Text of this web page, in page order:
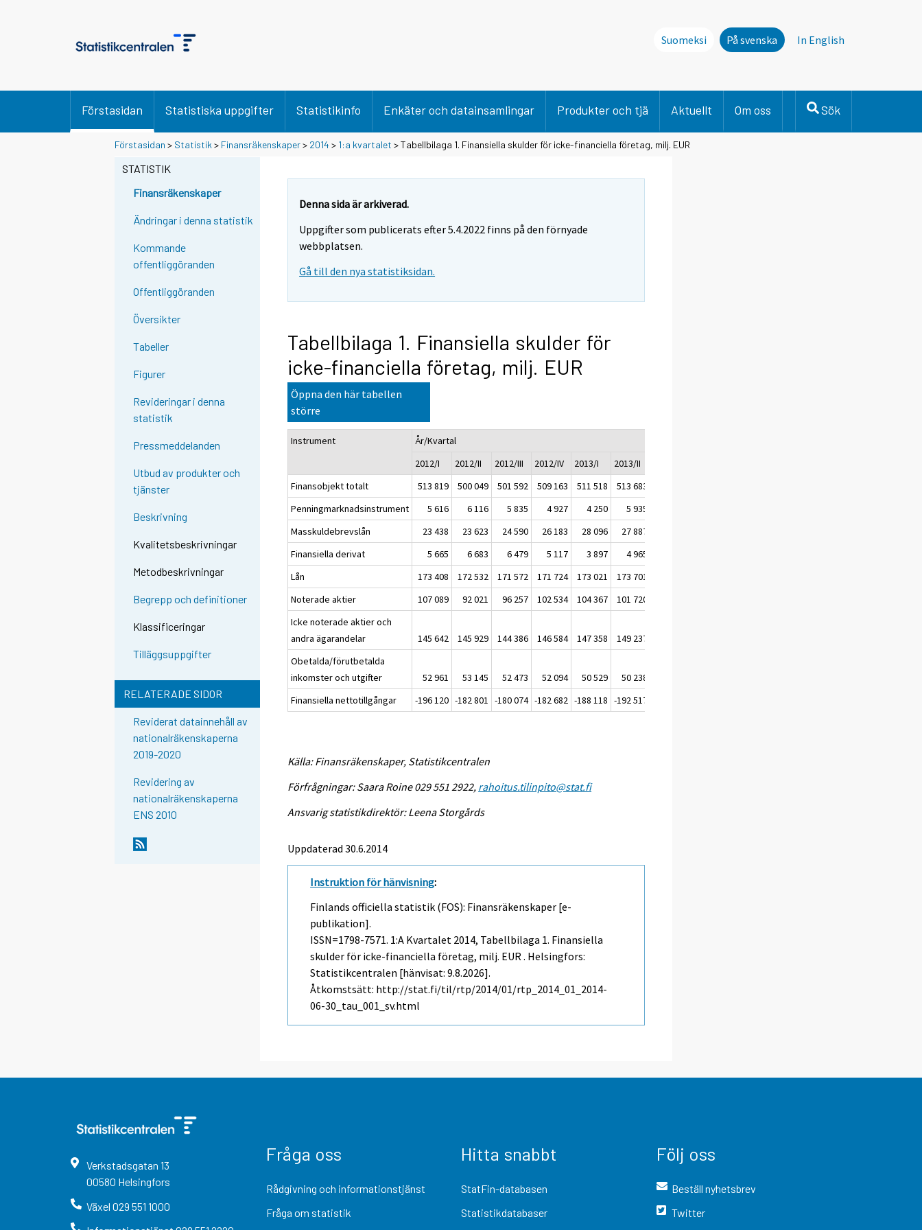
Suomeksi På svenska In English
Förstasidan Statistiska uppgifter Statistikinfo Enkäter och datainsamlingar Produkter och tjä Aktuellt Om oss Sök
Förstasidan > Statistik > Finansräkenskaper> 2014 > 1:a kvartalet > Tabellbilaga 1. Finansiella skulder för icke-financiella företag, milj. EUR
STATISTIK
Finansräkenskaper
Ändringar i denna statistik
Kommande
offentliggöranden
Offentliggöranden
Översikter
Tabeller
Figurer
Revideringar i denna
statistik
Pressmeddelanden
Utbud av produkter och
tjänster
Beskrivning
Kvalitetsbeskrivningar
Metodbeskrivningar
Begrepp och definitioner
Klassificeringar
Tilläggsuppgifter
RELATERADE SIDOR
Reviderat datainnehåll av
nationalräkenskaperna
2019-2020
Revidering av
nationalräkenskaperna
ENS 2010
Denna sida är arkiverad.
Uppgifter som publicerats efter 5.4.2022 finns på den förnyade
webbplatsen.
Gå till den nya statistiksidan.
Tabellbilaga 1. Finansiella skulder för
icke-financiella företag, milj. EUR
Öppna den här tabellen
större
Instrument
År/Kvartal
2012/I
2012/II 2012/III 2012/IV 2013/I 2013/II
Finansobjekt totalt
513 819 500 049 501 592 509 163 511 518 513 683
Penningmarknadsinstrument
5 616 6 116 5 835 4 927 4 250 5 935
Masskuldebrevslån
23 438 23 623 24 590 26 183 28 096 27 887
Finansiella derivat
5 665 6 683 6 479 5 117 3 897 4 965
Lån
173 408 172 532 171 572 171 724 173 021 173 701
Noterade aktier
107 089 92 021 96 257 102 534 104 367 101 720
Icke noterade aktier och
andra ägarandelar
145 642 145 929 144 386 146 584 147 358 149 237
Obetalda/förutbetalda
inkomster och utgifter
52 961 53 145 52 473 52 094 50 529 50 238
Finansiella nettotillgångar
-196 120 -182 801 -180 074 -182 682 -188 118 -192 517
Källa: Finansräkenskaper, Statistikcentralen
Förfrågningar: Saara Roine 029 551 2922, rahoitus.tilinpito@stat.fi
Ansvarig statistikdirektör: Leena Storgårds
Uppdaterad 30.6.2014
Instruktion för hänvisning:
Finlands officiella statistik (FOS): Finansräkenskaper [e-
publikation].
ISSN=1798-7571. 1:a Kvartalet 2014, Tabellbilaga 1. Finansiella
skulder för icke-financiella företag, milj. EUR . Helsingfors:
Statistikcentralen [hänvisat: 9.8.2026].
Åtkomstsätt: http://stat.fi/til/rtp/2014/01/rtp_2014_01_2014-
06-30_tau_001_sv.html
Verkstadsgatan 13
00580 Helsingfors
Växel 029 551 1000
Fråga oss
Rådgivning och informationstjänst
Fråga om statistik
Hitta snabbt
StatFin-databasen
Statistikdatabaser
Följ oss
Beställ nyhetsbrev
Twitter